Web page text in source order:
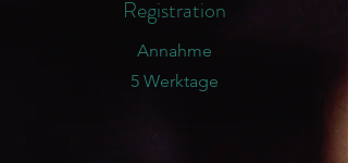
Registration
Annahme
5 Werktage